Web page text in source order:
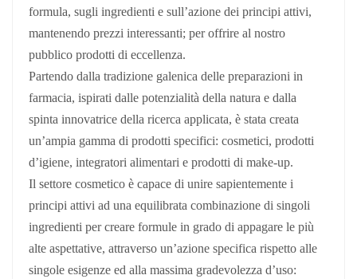
formula, sugli ingredienti e sull’azione dei principi attivi,
mantenendo prezzi interessanti; per offrire al nostro
pubblico prodotti di eccellenza.
Partendo dalla tradizione galenica delle preparazioni in
farmacia, ispirati dalle potenzialità della natura e dalla
spinta innovatrice della ricerca applicata, è stata creata
un’ampia gamma di prodotti specifici: cosmetici, prodotti
d’igiene, integratori alimentari e prodotti di make-up.
Il settore cosmetico è capace di unire sapientemente i
principi attivi ad una equilibrata combinazione di singoli
ingredienti per creare formule in grado di appagare le più
alte aspettative, attraverso un’azione specifica rispetto alle
singole esigenze ed alla massima gradevolezza d’uso: